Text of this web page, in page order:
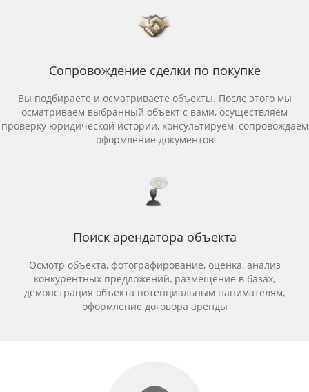
Сопровождение сделки по покупке
Вы подбираете и осматриваете объекты. После этого мы
осматриваем выбранный объект с вами, осуществляем
проверку юридической истории, консультируем, сопровождаем
оформление документов
Поиск арендатора объекта
Осмотр объекта, фотографирование, оценка, анализ
конкурентных предложений, размещение в базах,
демонстрация объекта потенциальным нанимателям,
оформление договора аренды